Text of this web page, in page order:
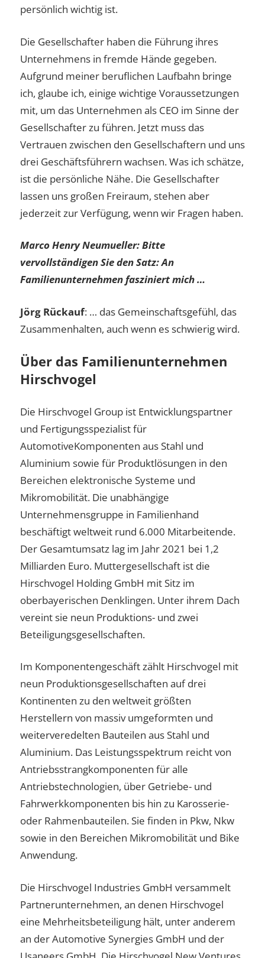
persönlich wichtig ist.
Die Gesellschafter haben die Führung ihres
Unternehmens in fremde Hände gegeben.
Aufgrund meiner beruflichen Laufbahn bringe
ich, glaube ich, einige wichtige Voraussetzungen
mit, um das Unternehmen als CEO im Sinne der
Gesellschafter zu führen. Jetzt muss das
Vertrauen zwischen den Gesellschaftern und uns
drei Geschäftsführern wachsen. Was ich schätze,
ist die persönliche Nähe. Die Gesellschafter
lassen uns großen Freiraum, stehen aber
jederzeit zur Verfügung, wenn wir Fragen haben.
Marco Henry Neumueller:Bitte
vervollständigen Sie den Satz: An
Familienunternehmen fasziniert mich …
Jörg Rückauf: … das Gemeinschaftsgefühl, das
Zusammenhalten, auch wenn es schwierig wird.
Über das Familienunternehmen
Hirschvogel
Die Hirschvogel Group ist Entwicklungspartner
und Fertigungsspezialist für
AutomotiveKomponenten aus Stahl und
Aluminium sowie für Produktlösungen in den
Bereichen elektronische Systeme und
Mikromobilität. Die unabhängige
Unternehmensgruppe in Familienhand
beschäftigt weltweit rund 6.000 Mitarbeitende.
Der Gesamtumsatz lag im Jahr 2021 bei 1,2
Milliarden Euro. Muttergesellschaft ist die
Hirschvogel Holding GmbH mit Sitz im
oberbayerischen Denklingen. Unter ihrem Dach
vereint sie neun Produktions- und zwei
Beteiligungsgesellschaften.
Im Komponentengeschäft zählt Hirschvogel mit
neun Produktionsgesellschaften auf drei
Kontinenten zu den weltweit größten
Herstellern von massiv umgeformten und
weiterveredelten Bauteilen aus Stahl und
Aluminium. Das Leistungsspektrum reicht von
Antriebsstrangkomponenten für alle
Antriebstechnologien, über Getriebe- und
Fahrwerkkomponenten bis hin zu Karosserie-
oder Rahmenbauteilen. Sie finden in Pkw, Nkw
sowie in den Bereichen Mikromobilität und Bike
Anwendung.
Die Hirschvogel Industries GmbH versammelt
Partnerunternehmen, an denen Hirschvogel
eine Mehrheitsbeteiligung hält, unter anderem
an der Automotive Synergies GmbH und der